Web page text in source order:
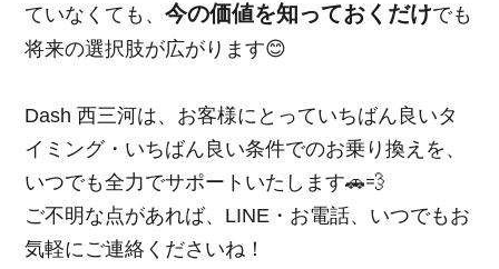
ていなくても、今の価値を知っておくだけでも
将来の選択肢が広がります😊
Dash 西三河は、お客様にとっていちばん良いタ
イミング・いちばん良い条件でのお乗り換えを、
いつでも全力でサポートいたします🚗💨
ご不明な点があれば、LINE・お電話、いつでもお
気軽にご連絡くださいね！